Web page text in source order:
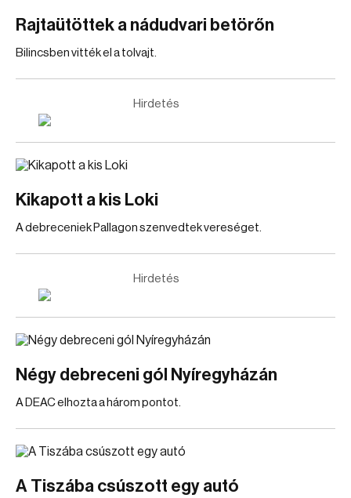
Rajtaütöttek a nádudvari betörőn
Bilincsben vitték el a tolvajt.
Hirdetés
Kikapott a kis Loki
A debreceniek Pallagon szenvedtek vereséget.
Hirdetés
Négy debreceni gól Nyíregyházán
A DEAC elhozta a három pontot.
A Tiszába csúszott egy autó